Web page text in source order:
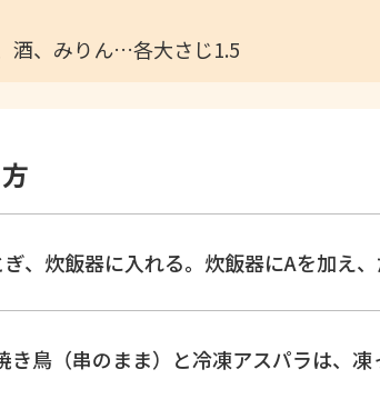
酒、みりん
各大さじ1.5
、炊飯器に入れる。炊飯器にAを加え、
き鳥（串のまま）と冷凍アスパラは、凍